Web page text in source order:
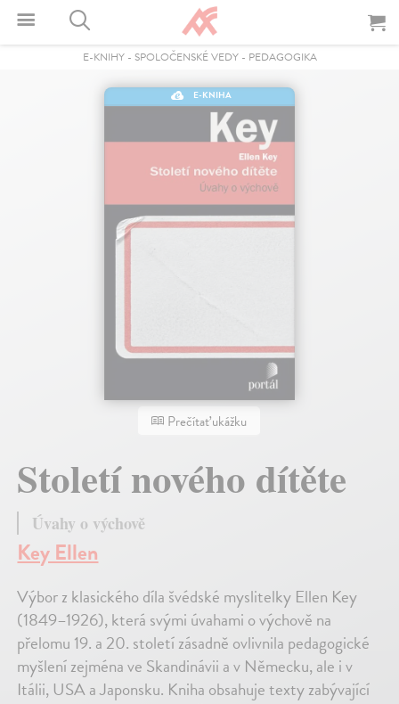
E-KNIHY- SPOLOČENSKÉ VEDY- PEDAGOGIKA
E-KNIHA
Prečítať ukážku
Století nového dítěte
Úvahy o výchově
Key Ellen
Výbor z klasického díla švédské myslitelky Ellen Key
(1849–1926), která svými úvahami o výchově na
přelomu 19. a 20. století zásadně ovlivnila pedagogické
myšlení zejména ve Skandinávii a v Německu, ale i v
Itálii, USA a Japonsku. Kniha obsahuje texty zabývající